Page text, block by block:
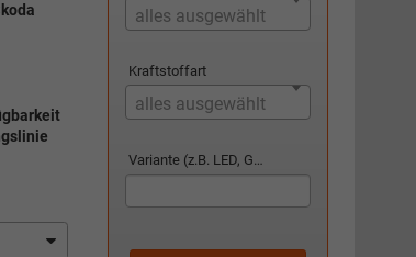
alles ausgewählt
Kraftstoffart
alles ausgewählt
Variante (z.B. LED, GTI, Facelift...)